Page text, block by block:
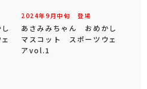
2024年9 月中旬 登場
あさみみちゃん おめかし
マスコット スポーツウェ
アvol.1